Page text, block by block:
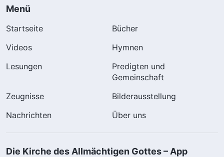
Menü
Startseite
Bücher
Videos
Hymnen
Lesungen
Predigten und
Gemeinschaft
Zeugnisse
Bilderausstellung
Nachrichten
Über uns
Die Kirche des Allmächtigen Gottes – App